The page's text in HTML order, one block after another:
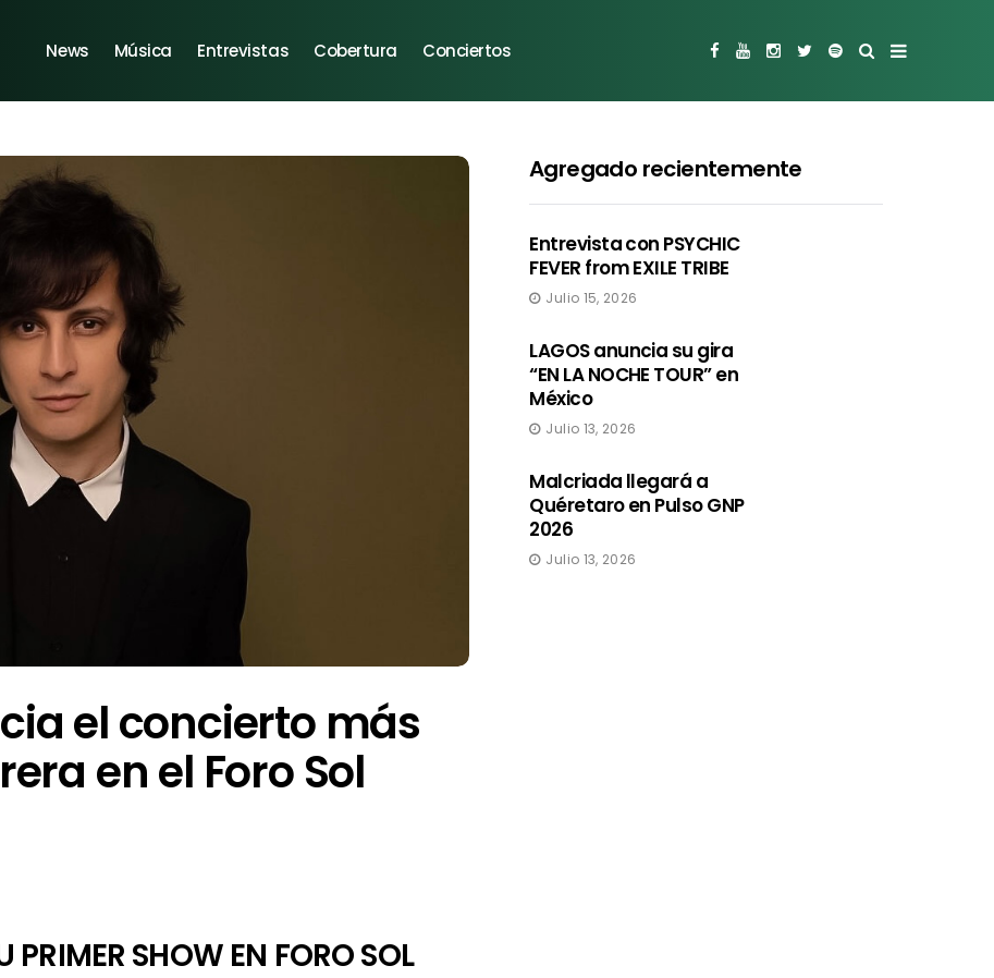
News Música Entrevistas Cobertura Conciertos
el concierto más
en el Foro Sol
PRIMER SHOW EN FORO SOL
Agregado recientemente
Entrevista con PSYCHIC
FEVER from EXILE TRIBE
Julio 15, 2026
LAGOS anuncia su gira
“EN LA NOCHE TOUR” en
México
Julio 13, 2026
Malcriada llegará a
Quéretaro en Pulso GNP
2026
Julio 13, 2026